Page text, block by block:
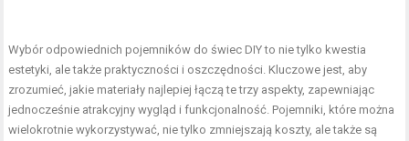
Wybór odpowiednich pojemników do świec DIY to nie tylko kwestia
estetyki, ale także praktyczności i oszczędności. Kluczowe jest, aby
zrozumieć, jakie materiały najlepiej łączą te trzy aspekty, zapewniając
jednocześnie atrakcyjny wygląd i funkcjonalność. Pojemniki, które można
wielokrotnie wykorzystywać, nie tylko zmniejszają koszty, ale także są